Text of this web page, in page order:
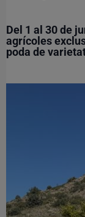
Del 1 al 30 de
agrícoles
poda de